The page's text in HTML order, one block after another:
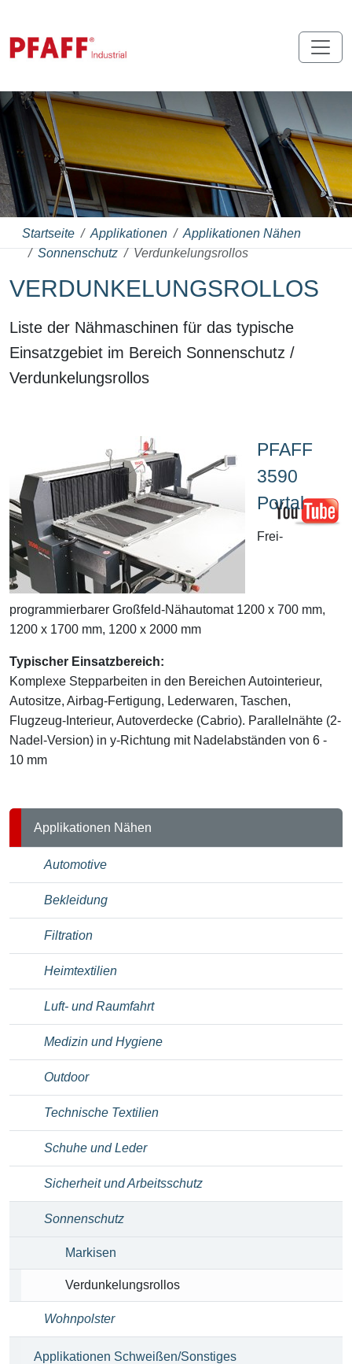
Startseite Applikationen
Applikationen Nähen
Sonnenschutz
Verdunkelungsrollos
VERDUNKELUNGSROLLOS
Liste der Nähmaschinen für das typische
Einsatzgebiet im Bereich Sonnenschutz /
Verdunkelungsrollos
PFAFF
3590
Portal
Frei-
programmierbarer Großfeld-Nähautomat 1200 x 700 mm,
1200 x 1700 mm, 1200 x 2000 mm
Typischer Einsatzbereich:
Komplexe Stepparbeiten in den Bereichen Autointerieur,
Autositze, Airbag-Fertigung, Lederwaren, Taschen,
Flugzeug-Interieur, Autoverdecke (Cabrio). Parallelnähte (2-
Nadel-Version) in y-Richtung mit Nadelabständen von 6 -
10 mm
Applikationen Nähen
Automotive
Bekleidung
Filtration
Heimtextilien
Luft- und Raumfahrt
Medizin und Hygiene
Outdoor
Technische Textilien
Schuhe und Leder
Sicherheit und Arbeitsschutz
Sonnenschutz
Markisen
Verdunkelungsrollos
Wohnpolster
Applikationen Schweißen/Sonstiges